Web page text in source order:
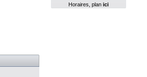
Horaires, plan ici